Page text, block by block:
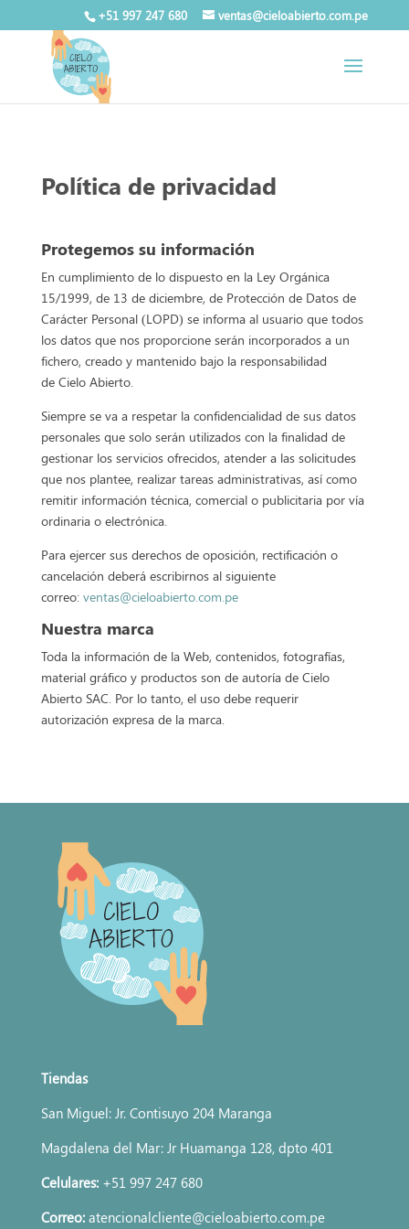
+51 997 247 680 ventas@cieloabierto.com.pe
Política de privacidad
Protegemos su información
En cumplimiento de lo dispuesto en la Ley Orgánica
15/1999, de 13 de diciembre, de Protección de Datos de
Carácter Personal (LOPD) se informa al usuario que todos
los datos que nos proporcione serán incorporados a un
fichero, creado y mantenido bajo la responsabilidad
de Cielo Abierto.
Siempre se va a respetar la confidencialidad de sus datos
personales que solo serán utilizados con la finalidad de
gestionar los servicios ofrecidos, atender a las solicitudes
que nos plantee, realizar tareas administrativas, así como
remitir información técnica, comercial o publicitaria por vía
ordinaria o electrónica.
Para ejercer sus derechos de oposición, rectificación o
cancelación deberá escribirnos al siguiente
correo: ventas@cieloabierto.com.pe
Nuestra marca
Toda la información de la Web, contenidos, fotografías,
material gráfico y productos son de autoría de Cielo
Abierto SAC. Por lo tanto, el uso debe requerir
autorización expresa de la marca.
Tiendas
San Miguel: Jr. Contisuyo 204 Maranga
Magdalena del Mar: Jr Huamanga 128, dpto 401
Celulares:+51 997 247 680
Correo:atencionalcliente@cieloabierto.com.pe